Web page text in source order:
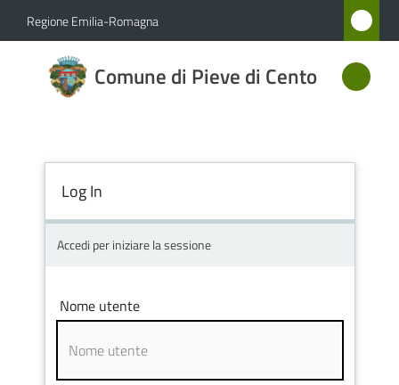
Vai al contenuto
Vai alla navigazione
Vai al footer
Regione Emilia-Romagna
Comune di Pieve di Cento
Comune
di Pieve
Amministrazione
Novità
Servizi
Log In
Accedi per iniziare la sessione
Nome utente